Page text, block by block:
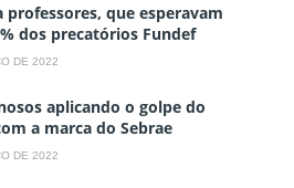
professores, que esperavam
dos precatórios Fundef
DE 2022
aplicando o golpe do
a marca do Sebrae
DE 2022